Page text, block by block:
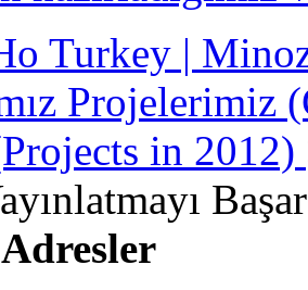
Turkey |
Projelerimiz
in 2012)